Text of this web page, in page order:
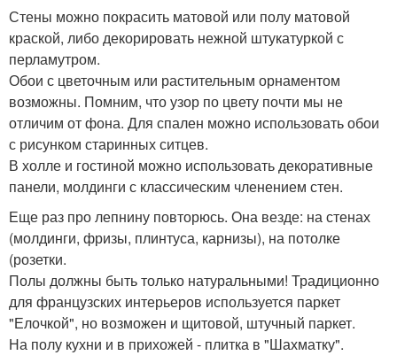
Стены можно покрасить матовой или полу матовой
краской, либо декорировать нежной штукатуркой с
перламутром.
Обои с цветочным или растительным орнаментом
возможны. Помним, что узор по цвету почти мы не
отличим от фона. Для спален можно использовать обои
с рисунком старинных ситцев.
В холле и гостиной можно использовать декоративные
панели, молдинги с классическим членением стен.
Еще раз про лепнину повторюсь. Она везде: на стенах
(молдинги, фризы, плинтуса, карнизы), на потолке
(розетки.
Полы должны быть только натуральными! Традиционно
для французских интерьеров используется паркет
"Елочкой", но возможен и щитовой, штучный паркет.
На полу кухни и в прихожей - плитка в "Шахматку".